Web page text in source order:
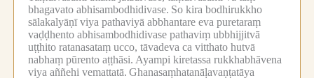
bhagavato abhisambodhidivase. So kira bodhirukkho
sālakalyāṇī viya pathaviyā abbhantare eva puretaraṃ
vaḍḍhento abhisambodhidivase pathaviṃ ubbhijjitvā
uṭṭhito ratanasataṃ ucco, tāvadeva ca vitthato hutvā
nabhaṃ pūrento aṭṭhāsi. Ayampi kiretassa rukkhabhāvena
viya aññehi vemattatā. Ghanasaṃhatanāḷavaṇṭatāya